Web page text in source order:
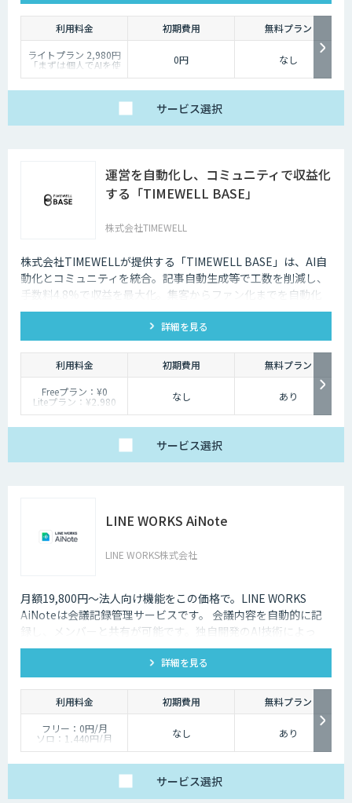
利用料金 初期費用
無料プラン
ライトプラン 2,980円
「まずは個人でAIを使
い倒したい」方に
で、日々の壁打ちや調
※AIスライド作成など
「チームで業務を劇的
に変えたい」方に
・5名様まで一律料金
で使い放題
スライドも自動作成
を最大化
0円 なし
サービス選択
運営を自動化し、コミュニティで収益化
する「TIMEWELL BASE」
株式会社TIMEWELL
株式会社TIMEWELLが提供する「TIMEWELL BASE」は、AI自
動化とコミュニティを統合。記事自動生成等で工数を削減し、
手数料4.8%で収益を最大化。集客からファン化までを自動化
し、安定した大規模運営も支援します。
詳細を見る
利用料金 初期費用
無料プラン
Freeプラン：¥0
Liteプラン：¥2,980
Proプラン：¥14,800
決済手数料：全プラン
なし あり
サービス選択
LINE WORKS AiNote
LINE WORKS株式会社
月額19,800円～法人向け機能をこの価格で。LINE WORKS
AiNoteは会議記録管理サービスです。 会議内容を自動的に記
録し、メンバーと共有が可能です。独自開発のAI技術によっ
て、業界屈指の高品質・低価格を実現しています。
詳細を見る
利用料金 初期費用
無料プラン
フリー：0円/月
ソロ：1,440円/月
チーム：19,800円/月
※年間契約の金額とな
なし あり
サービス選択